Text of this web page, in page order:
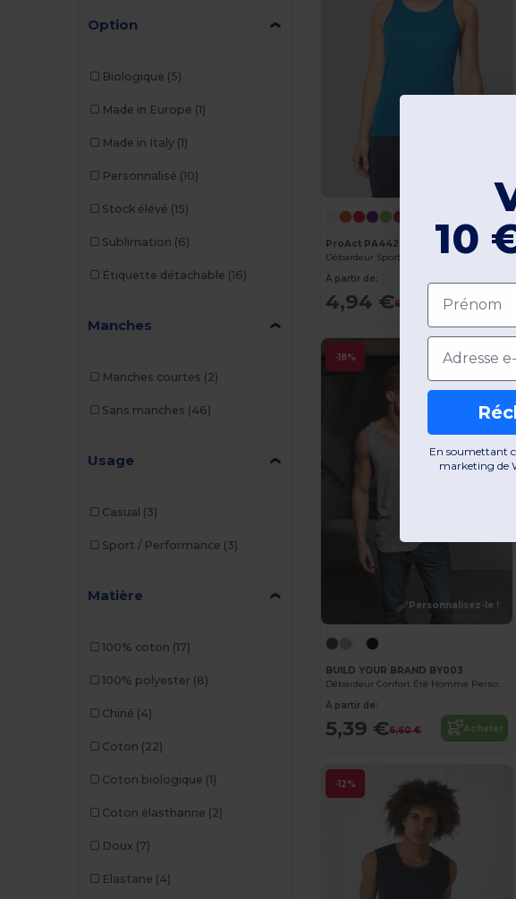
Proact
TH Clothes
Option
Biologique (5)
Made in Europe (1)
Made in Italy (1)
Personnalisé (10)
Stock élévé (15)
Sublimation (6)
Étiquette détachable (16)
Manches
Manches courtes (2)
Sans manches (46)
Usage
Casual (3)
Sport / Performance (3)
Matière
100% coton (17)
100% polyester (8)
Chiné (4)
Coton (22)
Coton biologique (1)
Coton élasthanne (2)
Doux (7)
Elastane (4)
ProAct PA442
À partir de:
4,94 €6,31 € Acheter
-18%
Personnalisez-le !
BUILD YOUR BRAND BY003
Débardeur Confort Été Homme Personnalisable
À partir de:
5,39 €6,60 € Acheter
-12%
10
Prénom
Email
En soumettant
marketing de